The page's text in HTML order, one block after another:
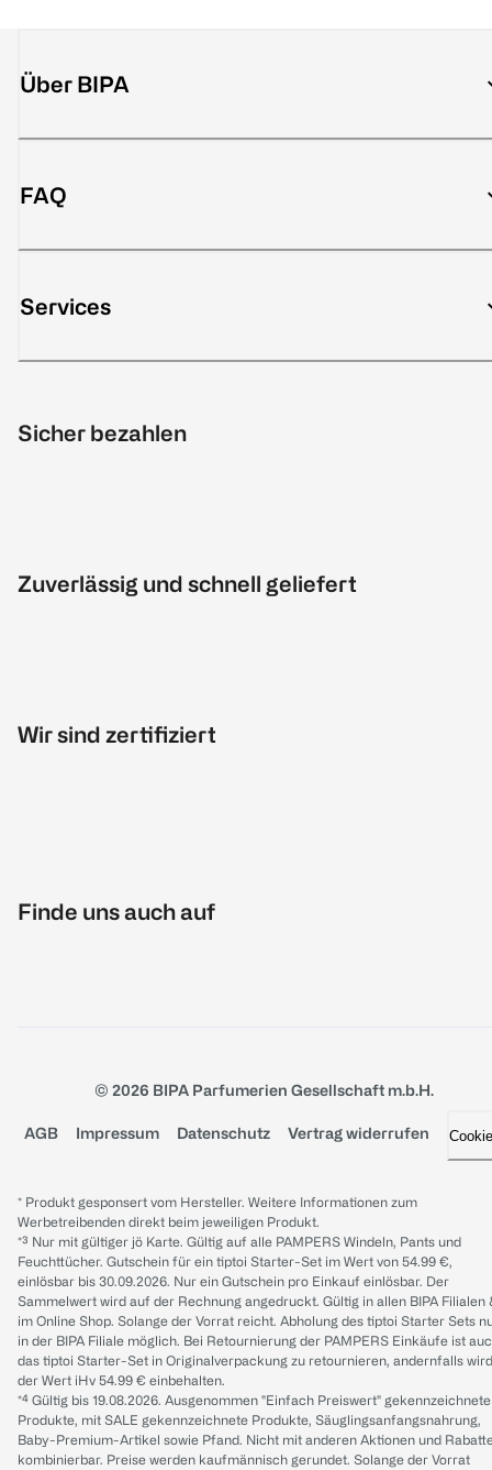
Über BIPA
FAQ
Services
Sicher bezahlen
Zuverlässig und schnell geliefert
Wir sind zertifiziert
Finde uns auch auf
© 2026 BIPA Parfumerien Gesellschaft m.b.H.
AGB Impressum Datenschutz Vertrag widerrufen
* Produkt gesponsert vom Hersteller. Weitere Informationen zum
Werbetreibenden direkt beim jeweiligen Produkt.
*³ Nur mit gültiger jö Karte. Gültig auf alle PAMPERS Windeln, Pants und
Feuchttücher. Gutschein für ein tiptoi Starter-Set im Wert von 54.99 €,
einlösbar bis 30.09.2026. Nur ein Gutschein pro Einkauf einlösbar. Der
Sammelwert wird auf der Rechnung angedruckt. Gültig in allen BIPA Filialen
im Online Shop. Solange der Vorrat reicht. Abholung des tiptoi Starter Sets
in der BIPA Filiale möglich. Bei Retournierung der PAMPERS Einkäufe ist
das tiptoi Starter-Set in Originalverpackung zu retournieren, andernfalls wird
der Wert iHv 54.99 € einbehalten.
*⁴ Gültig bis 19.08.2026. Ausgenommen "Einfach Preiswert" gekennzeichnete
Produkte, mit SALE gekennzeichnete Produkte, Säuglingsanfangsnahrung,
Baby-Premium-Artikel sowie Pfand. Nicht mit anderen Aktionen und
kombinierbar. Preise werden kaufmännisch gerundet. Solange der Vorrat